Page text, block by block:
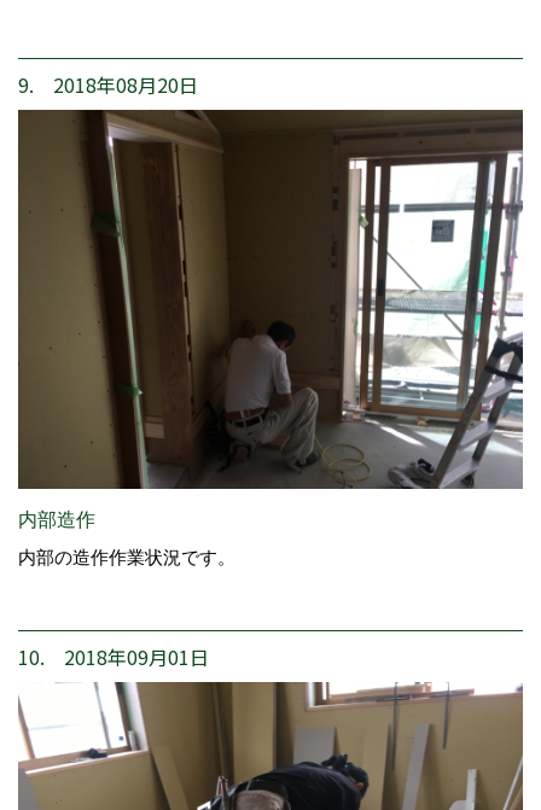
9. 2018年08月20日
内部造作
内部の造作作業状況です。
10. 2018年09月01日